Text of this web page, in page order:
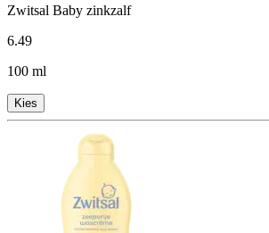
Zwitsal Baby zinkzalf
6.49
100 ml
Kies